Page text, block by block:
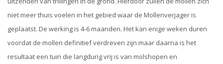
niet meer thuis voelen in het gebied waar de Mollenverjager is
geplaatst. De werking is 4-6 maanden. Het kan enige weken duren
voordat de mollen definitief verdreven zijn maar daarna is het
resultaat een tuin die langdurig vrij is van molshopen en